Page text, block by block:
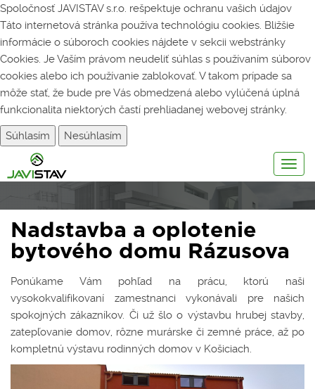
Spoločnosť JAVISTAV s.r.o. rešpektuje ochranu vašich údajov
Táto internetová stránka používa technológiu cookies. Bližšie
informácie o súboroch cookies nájdete v sekcii webstránky
Cookies. Je Vaším právom neudeliť súhlas s používaním súborov
cookies alebo ich používanie zablokovať. V takom prípade sa
môže stať, že bude pre Vás obmedzená alebo vylúčená úplná
funkcionalita niektorých častí prehliadanej webovej stránky.
Súhlasím Nesúhlasím
Nadstavba a oplotenie
bytového domu Rázusova
Ponúkame Vám pohľad na prácu, ktorú naši
vysokokvalifikovaní zamestnanci vykonávali pre našich
spokojných zákazníkov. Či už šlo o výstavbu hrubej stavby,
zatepľovanie domov, rôzne murárske či zemné práce, až po
kompletnú výstavu rodinných domov v Košiciach.